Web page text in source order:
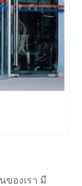
ของเรา มี